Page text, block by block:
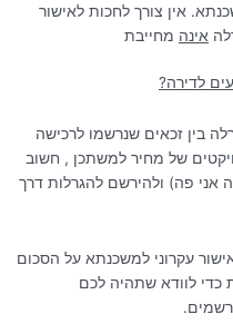
אין צורך לחכות לאישור
אינה מחייבת
לדירה?
בין זכאים שנרשמו לרכישה
של מחיר למשתכן , חשוב
אני פה) ולהירשם להגרלות דרך
עקרוני למשכנתא על הסכום
כדי לוודא שתהיה לכם